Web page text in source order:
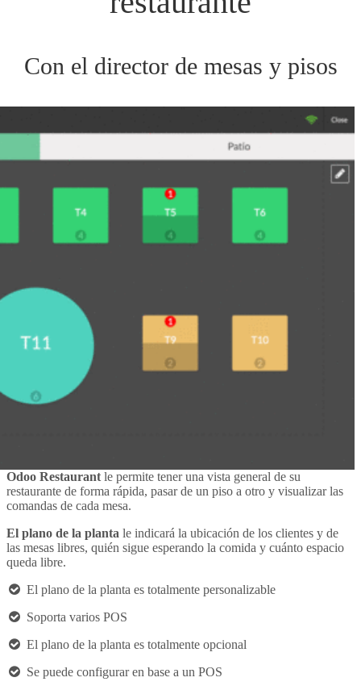
Con el director de mesas y pisos
Odoo Restaurant le permite tener una vista general de su
restaurante de forma rápida, pasar de un piso a otro y visualizar las
comandas de cada mesa.
El plano de la planta le indicará la ubicación de los clientes y de
las mesas libres, quién sigue esperando la comida y cuánto espacio
queda libre.
El plano de la planta es totalmente personalizable
Soporta varios POS
El plano de la planta es totalmente opcional
Se puede configurar en base a un POS